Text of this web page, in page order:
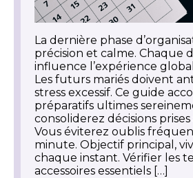
La dernière phase
précision et calme. Chaque
influence l’expérience
Les futurs mariés doivent
stress excessif. Ce guide
préparatifs ultimes
consoliderez décisions
Vous éviterez oublis
minute. Objectif principal,
chaque instant. Vérifier les
accessoires essentiels […]